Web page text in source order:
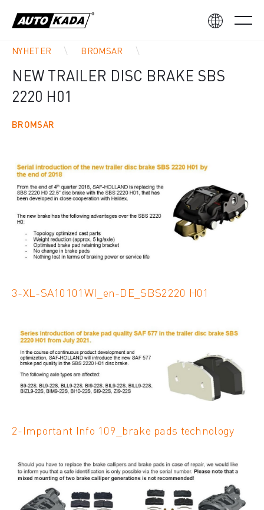
NYHETER BROMSAR
NEW TRAILER DISC BRAKE SBS
2220 H01
BROMSAR
3-XL-SA10101WI_en-DE_SBS2220 H01
2-Important Info 109_brake pads technology